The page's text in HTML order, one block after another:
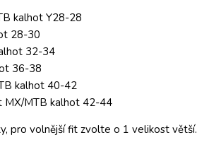
kalhot Y28-28
28-30
32-34
36-38
kalhot 40-42
MX/MTB kalhot 42-44
pro volnější fit zvolte o 1 velikost větší.